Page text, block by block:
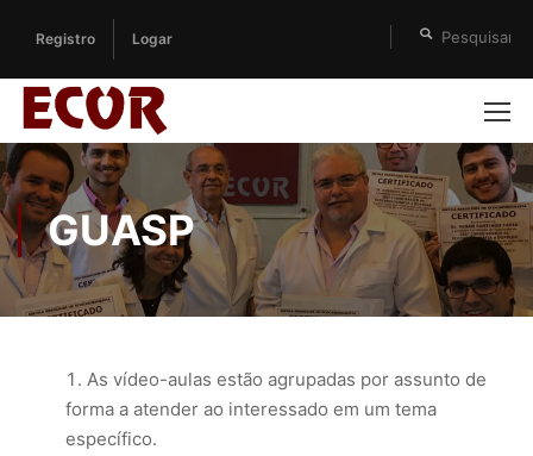
Registro Logar
GUASP
As vídeo-aulas estão agrupadas por assunto de
forma a atender ao interessado em um tema
específico.